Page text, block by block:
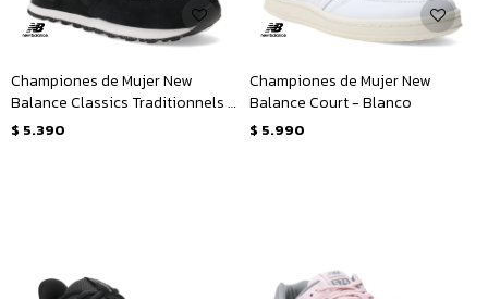
Championes de Mujer New
Balance Classics Traditionnels -
Negro
$ 5.390
Championes de Mujer New
Balance Court - Blanco
$ 5.990